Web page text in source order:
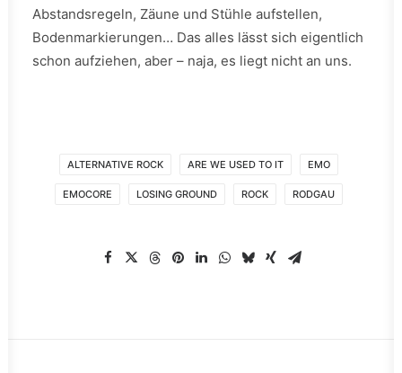
Abstandsregeln, Zäune und Stühle aufstellen,
Bodenmarkierungen… Das alles lässt sich eigentlich
schon aufziehen, aber – naja, es liegt nicht an uns.
ALTERNATIVE ROCK ARE WE USED TO IT EMO
EMOCORE LOSING GROUND ROCK RODGAU